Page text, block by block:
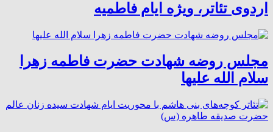
اردوی تئاتر، ویژه ایام فاطمیه
مجلس روضه شهادت حضرت فاطمه زهرا
سلام الله علیها